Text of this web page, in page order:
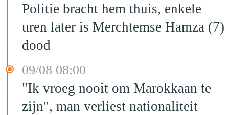
Politie bracht hem thuis, enkele
uren later is Merchtemse Hamza (7)
dood
09/08 08:00
"Ik vroeg nooit om Marokkaan te
zijn", man verliest nationaliteit